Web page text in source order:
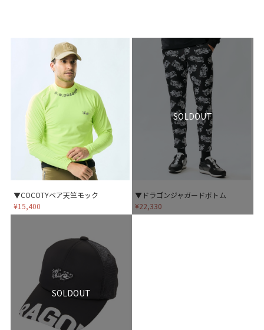
▼COCOTYベア天竺モック
¥15,400
SOLDOUT
▼ドラゴンジャガードボトム
¥22,330
SOLDOUT